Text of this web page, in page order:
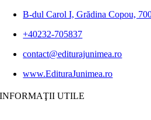
B-dul Carol I, Grădina Copou,
+40232-705837
contact@editurajunimea.ro
www.EdituraJunimea.ro
INFORMAŢII UTILE